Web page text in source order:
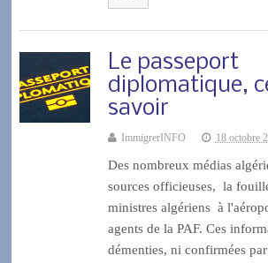
Le passeport
diplomatique,
savoir
ImmigrerINFO 18 octobre
Des nombreux médias
sources officieuses, la
ministres algériens à
agents de la PAF. Ces
démenties, ni confirmées